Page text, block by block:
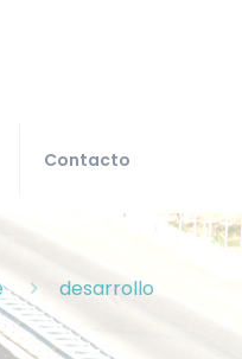
Contacto
desarrollo